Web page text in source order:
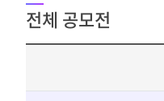
전체 공모전